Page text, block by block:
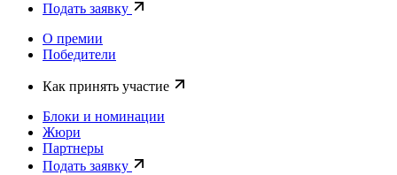
Подать заявку
О премии
Победители
Как принять участие
Блоки и номинации
Жюри
Партнеры
Подать заявку